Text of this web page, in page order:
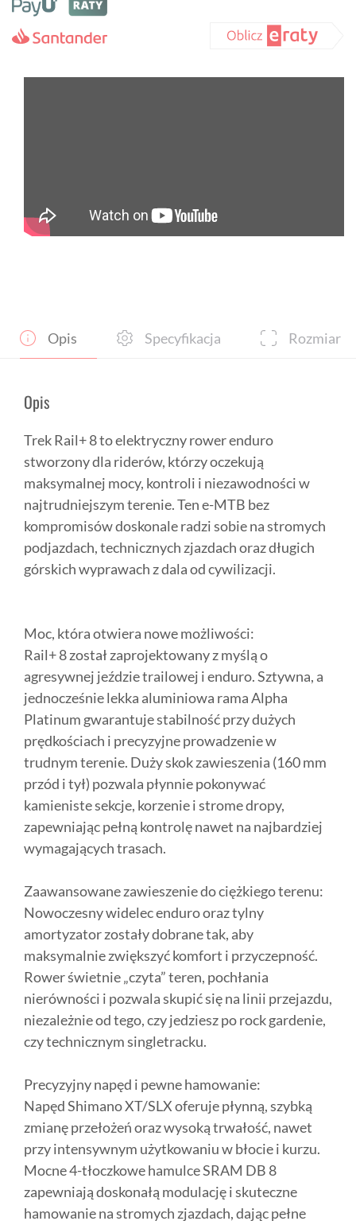
aluminiowy
rower
Opis Specyfikacja Rozmiar
Opis
Trek Rail+ 8 to elektryczny rower enduro
stworzony dla riderów, którzy oczekują
maksymalnej mocy, kontroli i niezawodności w
najtrudniejszym terenie. Ten e-MTB bez
kompromisów doskonale radzi sobie na stromych
podjazdach, technicznych zjazdach oraz długich
górskich wyprawach z dala od cywilizacji.
Moc, która otwiera nowe możliwości:
Rail+ 8 został zaprojektowany z myślą o
agresywnej jeździe trailowej i enduro. Sztywna, a
jednocześnie lekka aluminiowa rama Alpha
Platinum gwarantuje stabilność przy dużych
prędkościach i precyzyjne prowadzenie w
trudnym terenie. Duży skok zawieszenia (160 mm
przód i tył) pozwala płynnie pokonywać
kamieniste sekcje, korzenie i strome dropy,
zapewniając pełną kontrolę nawet na najbardziej
wymagających trasach.
Zaawansowane zawieszenie do ciężkiego terenu:
Nowoczesny widelec enduro oraz tylny
amortyzator zostały dobrane tak, aby
maksymalnie zwiększyć komfort i przyczepność.
Rower świetnie „czyta” teren, pochłania
nierówności i pozwala skupić się na linii przejazdu,
niezależnie od tego, czy jedziesz po rock gardenie,
czy technicznym singletracku.
Precyzyjny napęd i pewne hamowanie:
Napęd Shimano XT/SLX oferuje płynną, szybką
zmianę przełożeń oraz wysoką trwałość, nawet
przy intensywnym użytkowaniu w błocie i kurzu.
Mocne 4-tłoczkowe hamulce SRAM DB 8
zapewniają doskonałą modulację i skuteczne
hamowanie na stromych zjazdach, dając pełne